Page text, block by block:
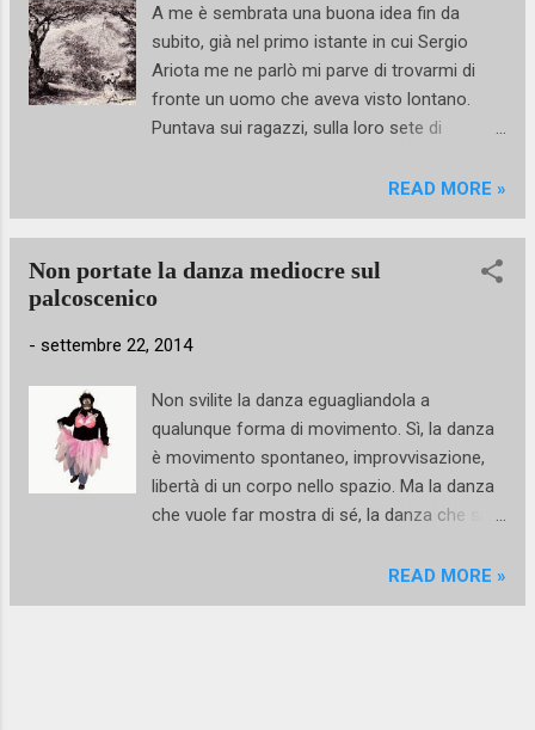
ripensare la destinazione d’uso di vicoli e
soffitte, scale e pendii, case e sagrati.
Attraverso l’opera dell’artista Napoli cambia
faccia reinventando se stessa e suggerendo,
con timidezza e insieme sfacciataggine, un
sconosciuti. TeatrInGestazione presenta la
A me è sembrata una buona idea fin da
subito, già nel primo istante in cui Sergio
Ariota me ne parlò mi parve di trovarmi di
fronte un uomo che aveva visto lontano.
Puntava sui ragazzi, sulla loro sete di
balletto di repertorio fuori dei contesti
audizioni: sbarra centro, diagonali e
variazioni. Prima selezione, seconda
selezione e poi ancora scremature in corso
era del tutto convincente. Tanta paura, tante
loro hanno dentro la forza di 1000 tori messi
insieme, ma da parte degli organizzatori.
Saremo all'altezza? Andrà tutto bene? Ci
capiranno? Questo pensavano e io in cuor
mio rispondevo "no" ad ognuna di quelle
compito prefisso è duro da portare a
READ MORE »
Non portate la danza mediocre sul
palcoscenico
- settembre 22, 2014
Non svilite la danza eguagliandola a
qualunque forma di movimento. Sì, la danza
è movimento spontaneo, improvvisazione,
libertà di un corpo nello spazio. Ma la danza
che vuole far mostra di sé, la danza che si
dovere di lanciarsi verso il più alto punto che
le è concesso di raggiungere. Ognuno di noi
READ MORE »